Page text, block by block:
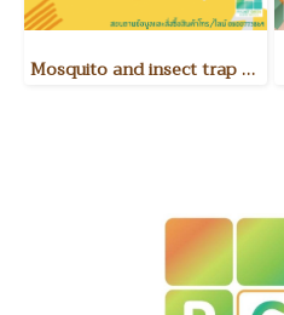
Mosquito and insect trap MITSUMARU model T31